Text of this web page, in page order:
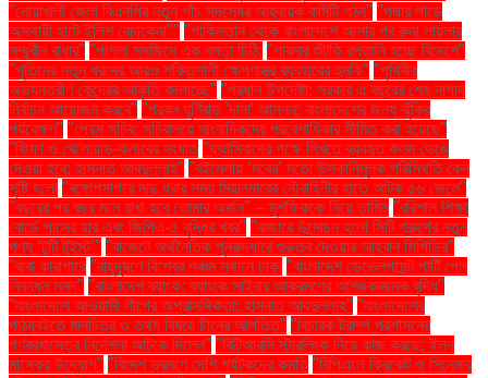
"নোয়াখালী জেলা বিএনপির নতুন পাঁচ সদস্যের আহ্বায়ক কমিটি গঠন" "পদ্মার পাড়ে
অস্থায়ী হাটে ইলিশ বেচাকেনা"'' "পাকিস্তান থেকে বাংলাদেশে আসার পর রুনা লায়লার
সম্মুখীন বাধার" "পাগলা মসজিদে এক বস্তা চিঠি: "পাবনার শুঁটকি রপ্তানি হচ্ছে বিদেশে"
"পুতিনের নতুন ধরনের আরও শক্তিশালী ক্ষেপণাস্ত্র ব্যবহারের হুমকি" "পৃথিবীর
অভ্যন্তরীণ কেন্দ্রের আকৃতি বদলাচ্ছে" "প্রধান উপদেষ্টা: সরকার এ বছরের শেষ নাগাদ
নির্বাচন আয়োজন করবে" "প্রবল ঘূর্ণিঝড় 'দানা' আসন্ন: বাংলাদেশের জন্য ঝুঁকির
পর্যবেক্ষণ" "প্রেস সচিব: সচিবালয়ে সাংবাদিকদের প্রবেশাধিকার সীমিত করা হয়েছে"
"ফিফা ও খেলোয়াড়-ক্লাবের সংঘাত "ফ্যাসিবাদের পক্ষে লিখতে ব্যবহৃত কলম ভেঙে
দেওয়া হবে: হাসনাত আবদুল্লাহ" "বইমেলায় ‘মবের’ মতো উসকানিমূলক পরিস্থিতি কেন
সৃষ্টি হলো "বঙ্গোপসাগরে মাছ ধরার সময় মিয়ানমারের নৌবাহিনীর হাতে আটক ৫৬ জেলে"
"বছরের পর বছর মনে রাখা হবে তোমার অর্জন" – মুশফিককে নিয়ে তামিম "বরিশাল শিক্ষা
বোর্ডে পাসের হার এবং জিপিএ-৫ বৃদ্ধির খবর" "বাজারে উন্মোচন হলো সিটি গ্রুপের নতুন
পণ্য ‘টুটি টুইস্ট’" "বাজেটে অর্থনৈতিক পুনরুদ্ধারে গুরুত্ব দেওয়ার আহ্বান সিপিডির"
"বাবা কারাগারে "বায়ুদূষণে বিশ্বের পঞ্চম স্থানে ঢাকা "বাংলাদেশ ডেভেলপমেন্ট পার্টি পেল
নিবন্ধন সনদ" "বাংলাদেশ ব্যাংক: ব্যাংকে সাইবার আক্রমণের আশঙ্কাজনক বৃদ্ধি"
"বাংলাদেশে আওয়ামী লীগের অপ্রাসঙ্গিকতা: হাসনাত আবদুল্লাহ" "বাংলাদেশের
পাঠ্যবইতে মানচিত্র ও তথ্য বিষয়ে চীনের আপত্তি" "বিচারক ট্রাম্প প্রশাসনের
গণবরখাস্তের নির্দেশনা আটকে দিলেন" "বিটিআরসি স্টারলিংক নিয়ে কাজ করছে: ইলন
মাস্কের উদ্যোগ" "বিদেশ ভ্রমণে দেশি পর্যটকদের কমতি "বিপিএলে ক্রিকেট ও সিনেমার